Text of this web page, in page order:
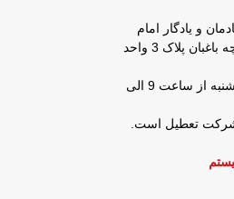
و یادگار امام
روبروی شرکت زمزم کوچه باغبان پلاک 3 واحد
ساعات کار : شنبه تا چهارشنبه از ساعت 9 الی
شرکت تعطیل است.